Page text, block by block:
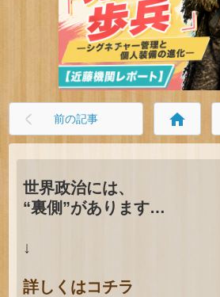
前の記事 home
世界政治には、
“裏側”があります…
↓
詳しくはコチラ